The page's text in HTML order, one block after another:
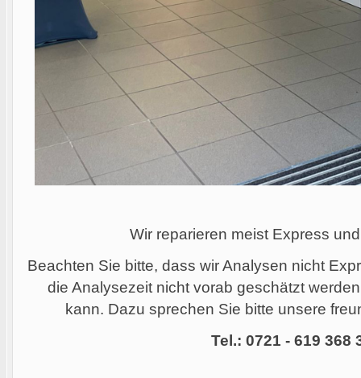
Wir reparieren meist Express
Beachten Sie bitte, dass wir Analysen nicht
die Analysezeit nicht vorab geschätzt
kann. Dazu sprechen Sie bitte unsere
Tel.: 0721 - 619 368